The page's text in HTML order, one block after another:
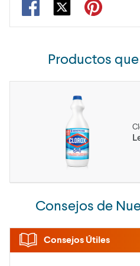
Productos
Consejos de
Consejos Útiles